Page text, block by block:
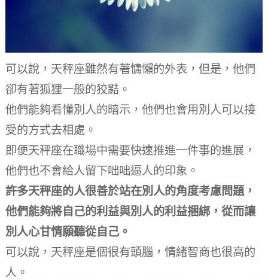
可以說，天秤座雖然有著慵懶的外表，但是，他們
卻有著狐狸一般的狡黠。
他們能夠看懂別人的暗示，他們也會用別人可以接
受的方式去相處。
即便天秤座在職場中需要快速推進一件事的進展，
他們也不會給人留下咄咄逼人的印象。
許多天秤座的人很善於站在別人的角度考慮問題，
他們能夠將自己的利益與別人的利益捆綁，從而讓
別人心甘情願聽從自己。
可以說，天秤座是個很有頭腦，情緒智商也很高的
人。